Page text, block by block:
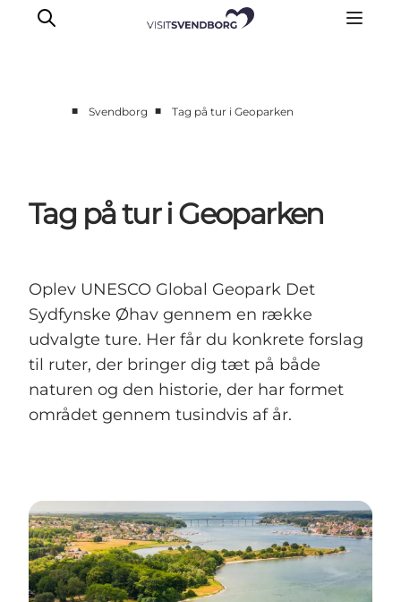
Spis og drik
handelsbyen Svendborg
Planlæg din tur
■ Svendborg ■ Tag på tur i Geoparken
Tag på tur i Geoparken
Oplev UNESCO Global Geopark Det
Sydfynske Øhav gennem en række
udvalgte ture. Her får du konkrete forslag
til ruter, der bringer dig tæt på både
naturen og den historie, der har formet
området gennem tusindvis af år.